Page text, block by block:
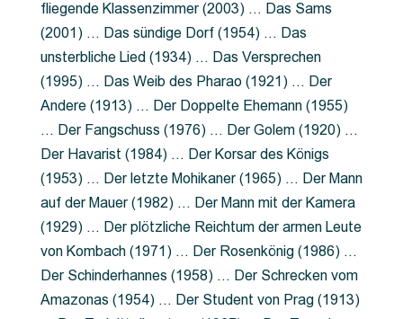
fliegende Klassenzimmer (2003) … Das Sams
(2001) … Das sündige Dorf (1954) … Das
unsterbliche Lied (1934) … Das Versprechen
(1995) … Das Weib des Pharao (1921) … Der
Andere (1913) … Der Doppelte Ehemann (1955)
… Der Fangschuss (1976) … Der Golem (1920) …
Der Havarist (1984) … Der Korsar des Königs
(1953) … Der letzte Mohikaner (1965) … Der Mann
auf der Mauer (1982) … Der Mann mit der Kamera
(1929) … Der plötzliche Reichtum der armen Leute
von Kombach (1971) … Der Rosenkönig (1986) …
Der Schinderhannes (1958) … Der Schrecken vom
Amazonas (1954) … Der Student von Prag (1913)